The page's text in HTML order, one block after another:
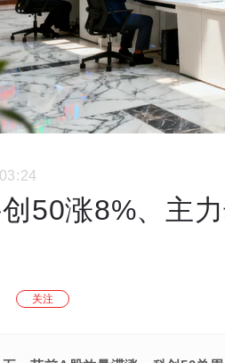
50涨8%、主
关注